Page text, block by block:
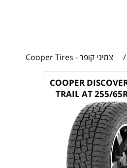
/ צמיגי קופר - Cooper Tires
COOPER
TRAIL AT 255/